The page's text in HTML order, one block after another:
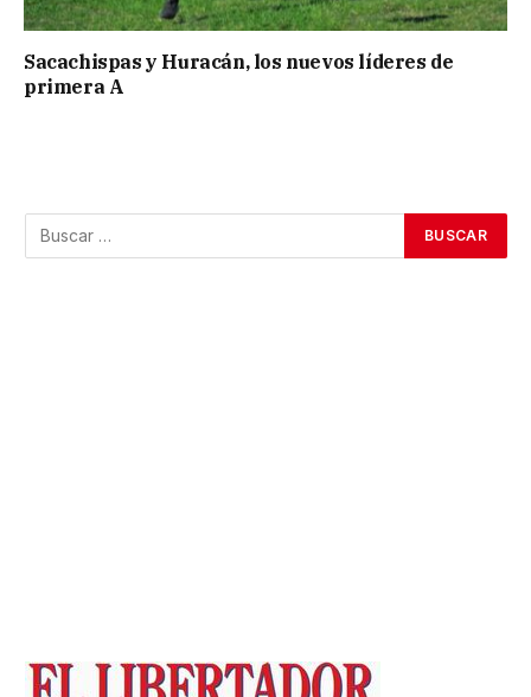
Sacachispas y Huracán, los nuevos líderes de
primera A